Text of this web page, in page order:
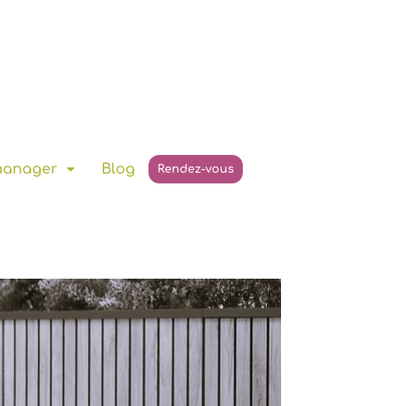
Blog Rendez-vous